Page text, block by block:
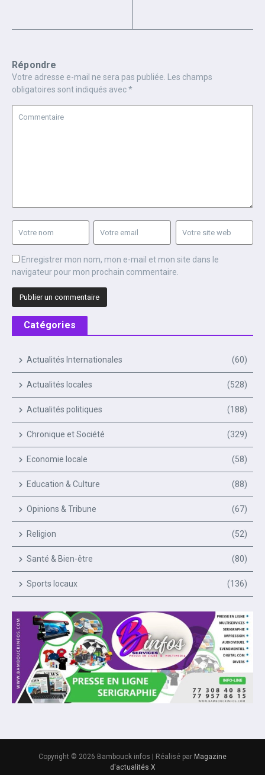
Répondre
Votre adresse e-mail ne sera pas publiée. Les champs
obligatoires sont indiqués avec*
Enregistrer mon nom, mon e-mail et mon site dans le
navigateur pour mon prochain commentaire.
Catégories
Actualités Internationales (60)
Actualités locales (528)
Actualités politiques (188)
Chronique et Société (329)
Economie locale (58)
Education & Culture (88)
Opinions & Tribune (67)
Religion (52)
Santé & Bien-être (80)
Sports locaux (136)
Copyright © 2026 Bambouck infos | Réalisé par Magazine
d'actualités X